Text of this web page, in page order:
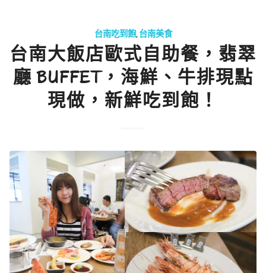
台南吃到飽,台南美食
台南大飯店歐式自助餐，翡翠
廳 BUFFET，海鮮、牛排現點
現做，新鮮吃到飽！